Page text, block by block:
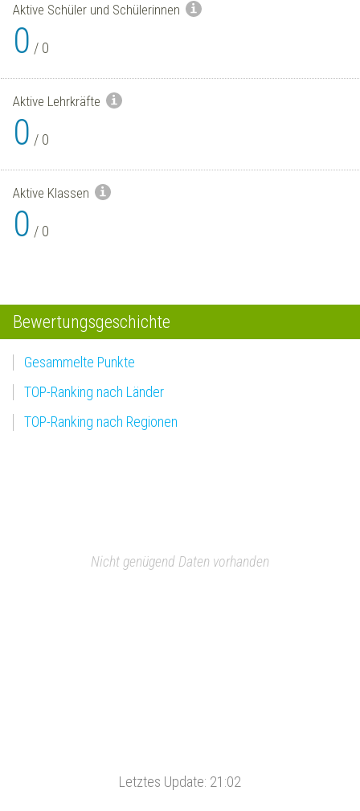
Aktive Schüler und Schülerinnen
0 / 0
Aktive Lehrkräfte
0 / 0
Aktive Klassen
0 / 0
Bewertungsgeschichte
Gesammelte Punkte
TOP-Ranking nach Länder
TOP-Ranking nach Regionen
Nicht genügend Daten vorhanden
Letztes Update: 21:02